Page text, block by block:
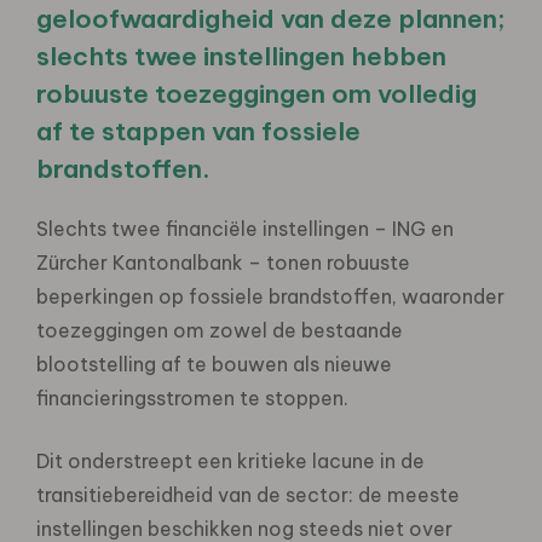
geloofwaardigheid van deze plannen;
slechts twee instellingen hebben
robuuste toezeggingen om volledig
af te stappen van fossiele
brandstoffen.
Slechts twee financiële instellingen – ING en
Zürcher Kantonalbank – tonen robuuste
beperkingen op fossiele brandstoffen, waaronder
toezeggingen om zowel de bestaande
blootstelling af te bouwen als nieuwe
financieringsstromen te stoppen.
Dit onderstreept een kritieke lacune in de
transitiebereidheid van de sector: de meeste
instellingen beschikken nog steeds niet over